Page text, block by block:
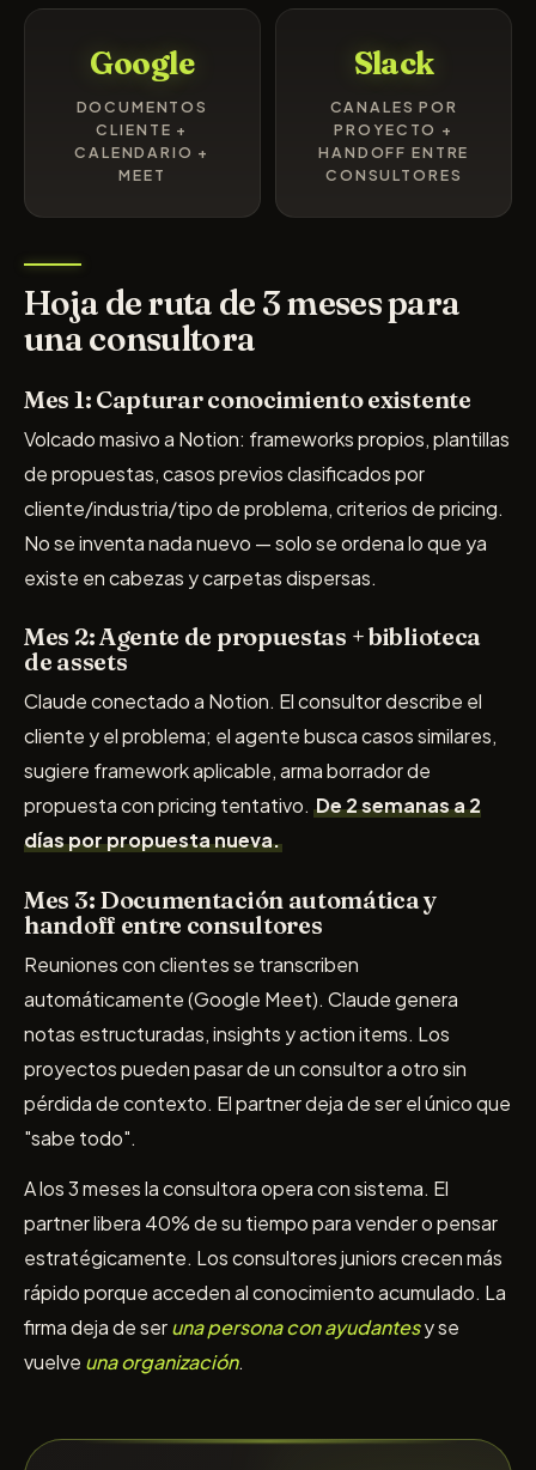
Google
DOCUMENTOS
CLIENTE +
CALENDARIO +
MEET
Slack
CANALES POR
PROYECTO +
HANDOFF ENTRE
CONSULTORES
Hoja de ruta de 3 meses para
una consultora
Mes 1: Capturar conocimiento existente
Volcado masivo a Notion: frameworks propios, plantillas
de propuestas, casos previos clasificados por
cliente/industria/tipo de problema, criterios de pricing.
No se inventa nada nuevo — solo se ordena lo que ya
existe en cabezas y carpetas dispersas.
Mes 2: Agente de propuestas + biblioteca
de assets
Claude conectado a Notion. El consultor describe el
cliente y el problema; el agente busca casos similares,
sugiere framework aplicable, arma borrador de
propuesta con pricing tentativo. De 2 semanas a 2
días por propuesta nueva.
Mes 3: Documentación automática y
handoff entre consultores
Reuniones con clientes se transcriben
automáticamente (Google Meet). Claude genera
notas estructuradas, insights y action items. Los
proyectos pueden pasar de un consultor a otro sin
pérdida de contexto. El partner deja de ser el único que
"sabe todo".
A los 3 meses la consultora opera con sistema. El
partner libera 40% de su tiempo para vender o pensar
estratégicamente. Los consultores juniors crecen más
rápido porque acceden al conocimiento acumulado. La
firma deja de seruna persona con ayudantesy se
vuelve una organización.